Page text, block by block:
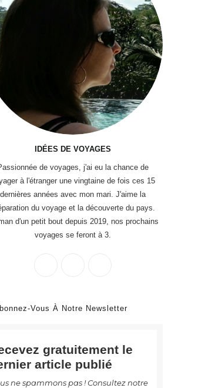
IDÉES DE VOYAGES
de voyages, j'ai eu la chance de
à l'étranger une vingtaine de fois ces 15
dernières années avec mon mari. J'aime la
du voyage et la découverte du pays.
d'un petit bout depuis 2019, nos prochains
voyages se feront à 3.
Vous À Notre Newsletter
gratuitement le
article publié
ne spammons pas ! Consultez notre